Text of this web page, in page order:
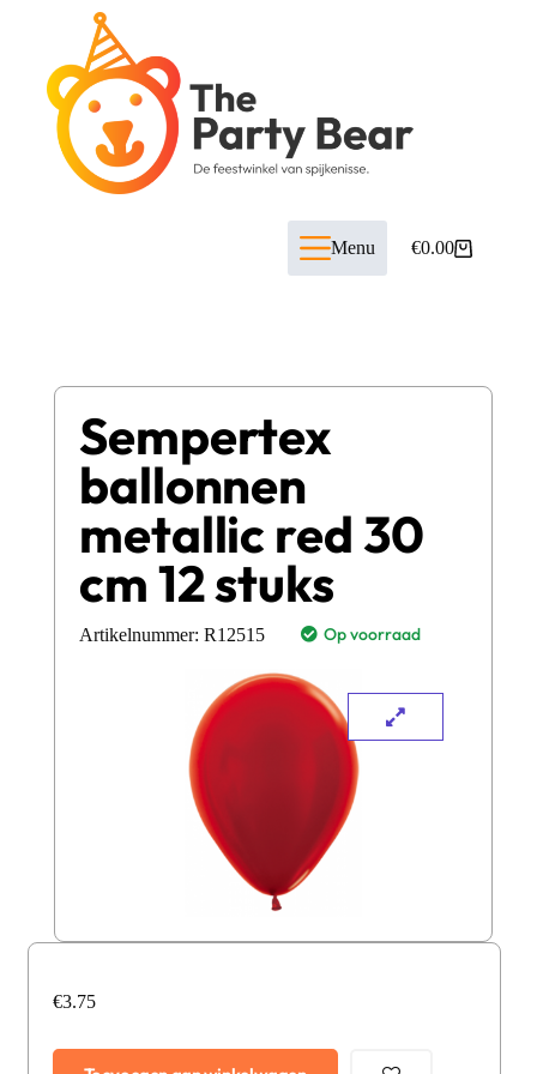
Menu €0.00
Sempertex
ballonnen
metallic red 30
cm 12 stuks
Artikelnummer: R12515 Op voorraad
€3.75